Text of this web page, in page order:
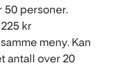
50 personer.
kr
meny. Kan
antall over 20